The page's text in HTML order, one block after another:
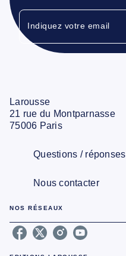
Indiquez votre email
Larousse
21 rue du Montparnasse
75006 Paris
Questions / réponses
Nous contacter
NOS RÉSEAUX